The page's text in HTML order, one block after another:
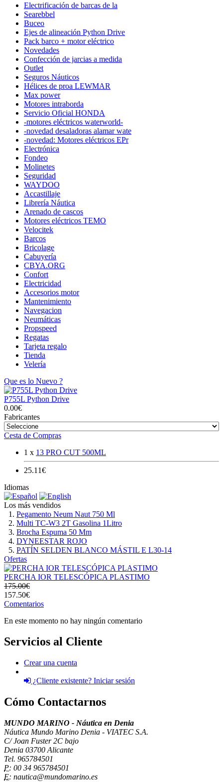
Electrificación de barcas de la
Searebbel
Buceo
Ejes de alineación Python Drive
Pack barco + motor eléctrico
Novedades
Confección de jarcias a medida
Outlet
Seguros Náuticos
Hélices de proa LEWMAR
Max power
Motores intraborda
Servicio Oficial HONDA
-motores eléctricos waterworld-
-novedad desaladoras alamar wate
-novedad: Motores eléctricos EPr
Electrónica
Fondeo
Molinetes
Seguridad
WAYDOO
Accastillaje
Librería Náutica
Arenado de cascos
Motores eléctricos TEMO
Velocitek
Barcos
Bricolage
Cabuyería
CBYA.ORG
Confort
Electricidad
Accesorios motor
Mantenimiento
Navegacion
Neumáticas
Propspeed
Regatas
Tarjeta regalo
Tienda
Velería
Que es lo Nuevo ?
P755L Python Drive
0.00€
Fabricantes
Cesta de Compras
1 x 13 PRO CUT 500ML
25.11€
Idiomas
Los más vendidos
Pegamento Neum Naut 750 Ml
Multi TC-W3 2T Gasolina 1Litro
Brocha Espuma 50 Mm
DYNEESTAR ROJO
PATÍN SELDEN BLANCO MÁSTIL E L30-14
Ofertas
PERCHA IOR TELESCÓPICA PLASTIMO
175.00€
157.50€
Comentarios
En este momento no hay ningún comentario
Servicios al Cliente
Crear una cuenta
¿Cliente existente? Iniciar sesión
Cómo Contactarnos
MUNDO MARINO - Náutica en Denia
Náutica Mundo Marino Denia - VIATEC S.A.
C/ Joan Fuster 2C bajo
Denia 03700 Alicante
Tel. 965784501
P: 00 34 965784501
E: nautica@mundomarino.es